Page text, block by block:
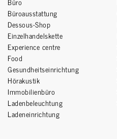
Büroausstattung
Dessous-Shop
Einzelhandelskette
Experience centre
Food
Gesundheitseinrichtung
Hörakustik
Immobilienbüro
Ladenbeleuchtung
Ladeneinrichtung